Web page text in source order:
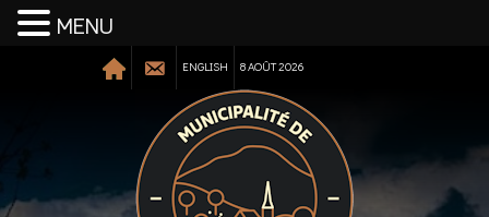
ENGLISH 8 AOÛT 2026
MENU